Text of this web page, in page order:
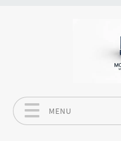
MENU